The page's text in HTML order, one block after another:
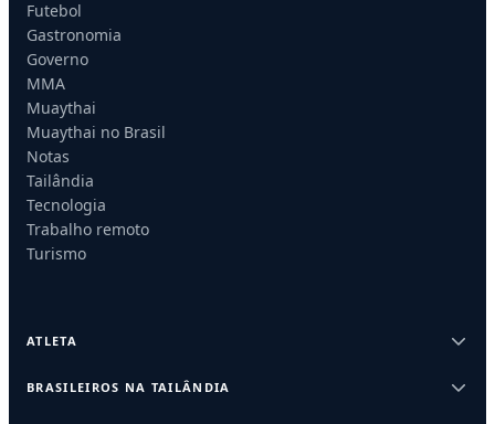
Futebol
Gastronomia
Governo
MMA
Muaythai
Muaythai no Brasil
Notas
Tailândia
Tecnologia
Trabalho remoto
Turismo
ATLETA
BRASILEIROS NA TAILÂNDIA